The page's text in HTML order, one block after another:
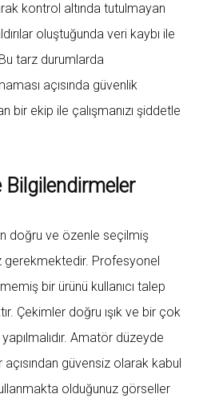
kontrol altında tutulmayan
oluştuğunda veri kaybı ile
tarz durumlarda
açısında güvenlik
bir ekip ile çalışmanızı şiddetle
Bilgilendirmeler
doğru ve özenle seçilmiş
gerekmektedir. Profesyonel
bir ürünü kullanıcı talep
Çekimler doğru ışık ve bir çok
Amatör düzeyde
güvensiz olarak kabul
olduğunuz görseller